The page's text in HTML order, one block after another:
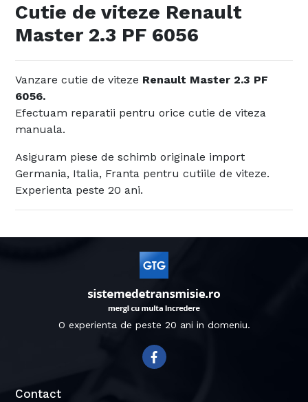
Cutie de viteze Renault
Master 2.3 PF 6056
Vanzare cutie de viteze Renault Master 2.3 PF
6056.
Efectuam reparatii pentru orice cutie de viteza
manuala.
Asiguram piese de schimb originale import
Germania, Italia, Franta pentru cutiile de viteze.
Experienta peste 20 ani.
O experienta de peste 20 ani in domeniu.
Contact